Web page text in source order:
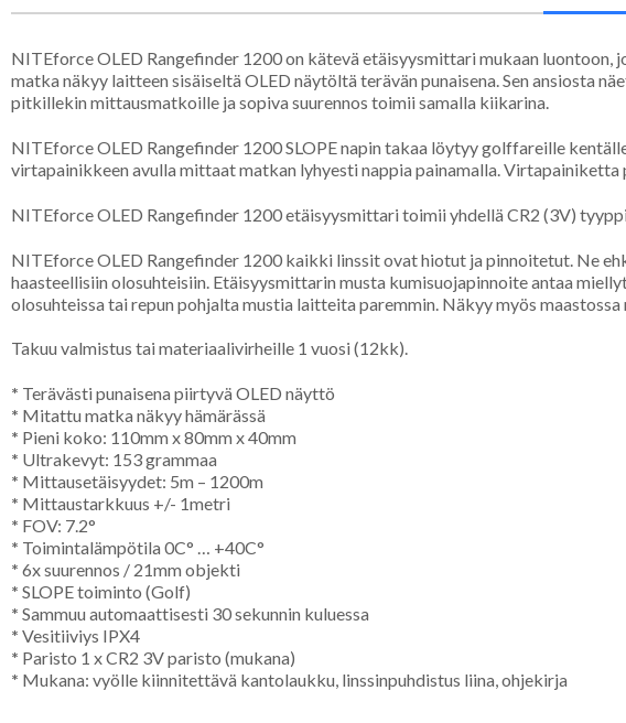
NITEforce OLED Rangefinder 1200 on kätevä etäisyysmittari mukaan
matka näkyy laitteen sisäiseltä OLED näytöltä terävän punaisena. Sen ansiosta
pitkillekin mittausmatkoille ja sopiva suurennos toimii samalla kiikarina.
NITEforce OLED Rangefinder 1200 SLOPE napin takaa löytyy golffareille
virtapainikkeen avulla mittaat matkan lyhyesti nappia painamalla. Virtapainiketta
NITEforce OLED Rangefinder 1200 etäisyysmittari toimii yhdellä CR2 (3V)
NITEforce OLED Rangefinder 1200 kaikki linssit ovat hiotut ja pinnoitetut. Ne
haasteellisiin olosuhteisiin. Etäisyysmittarin musta kumisuojapinnoite antaa
olosuhteissa tai repun pohjalta mustia laitteita paremmin. Näkyy myös
Takuu valmistus tai materiaalivirheille 1 vuosi (12kk).
* Terävästi punaisena piirtyvä OLED näyttö
* Mitattu matka näkyy hämärässä
* Pieni koko: 110mm x 80mm x 40mm
* Ultrakevyt: 153 grammaa
* Mittausetäisyydet: 5m – 1200m
* Mittaustarkkuus +/- 1metri
* FOV: 7.2°
* Toimintalämpötila 0C° … +40C°
* 6x suurennos / 21mm objekti
* SLOPE toiminto (Golf)
* Sammuu automaattisesti 30 sekunnin kuluessa
* Vesitiiviys IPX4
* Paristo 1 x CR2 3V paristo (mukana)
* Mukana: vyölle kiinnitettävä kantolaukku, linssinpuhdistus liina, ohjekirja